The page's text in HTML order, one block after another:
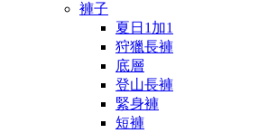
褲子
夏日1加1
狩獵長褲
底層
登山長褲
緊身褲
短褲